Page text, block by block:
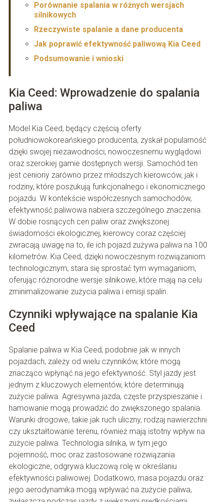
Porównanie spalania w różnych wersjach
silnikowych
Rzeczywiste spalanie a dane producenta
Jak poprawić efektywność paliwową Kia Ceed
Podsumowanie i wnioski
Kia Ceed: Wprowadzenie do spalania
paliwa
Model Kia Ceed, będący częścią oferty
południowokoreańskiego producenta, zyskał popularność
dzięki swojej niezawodności, nowoczesnemu wyglądowi
oraz szerokiej gamie dostępnych wersji. Samochód ten
jest ceniony zarówno przez młodszych kierowców, jak i
rodziny, które poszukują funkcjonalnego i ekonomicznego
pojazdu. W kontekście współczesnych samochodów,
efektywność paliwowa nabiera szczególnego znaczenia.
W dobie rosnących cen paliw oraz zwiększonej
świadomości ekologicznej, kierowcy coraz częściej
zwracają uwagę na to, ile ich pojazd zużywa paliwa na 100
kilometrów. Kia Ceed, dzięki nowoczesnym rozwiązaniom
technologicznym, stara się sprostać tym wymaganiom,
oferując różnorodne wersje silnikowe, które mają na celu
zminimalizowanie zużycia paliwa i emisji spalin.
Czynniki wpływające na spalanie Kia
Ceed
Spalanie paliwa w Kia Ceed, podobnie jak w innych
pojazdach, zależy od wielu czynników, które mogą
znacząco wpłynąć na jego efektywność. Styl jazdy jest
jednym z kluczowych elementów, które determinują
zużycie paliwa. Agresywna jazda, częste przyspieszanie i
hamowanie mogą prowadzić do zwiększonego spalania.
Warunki drogowe, takie jak ruch uliczny, rodzaj nawierzchni
czy ukształtowanie terenu, również mają istotny wpływ na
zużycie paliwa. Technologia silnika, w tym jego
pojemność, moc oraz zastosowane rozwiązania
ekologiczne, odgrywa kluczową rolę w określaniu
efektywności paliwowej. Dodatkowo, masa pojazdu oraz
jego aerodynamika mogą wpływać na zużycie paliwa,